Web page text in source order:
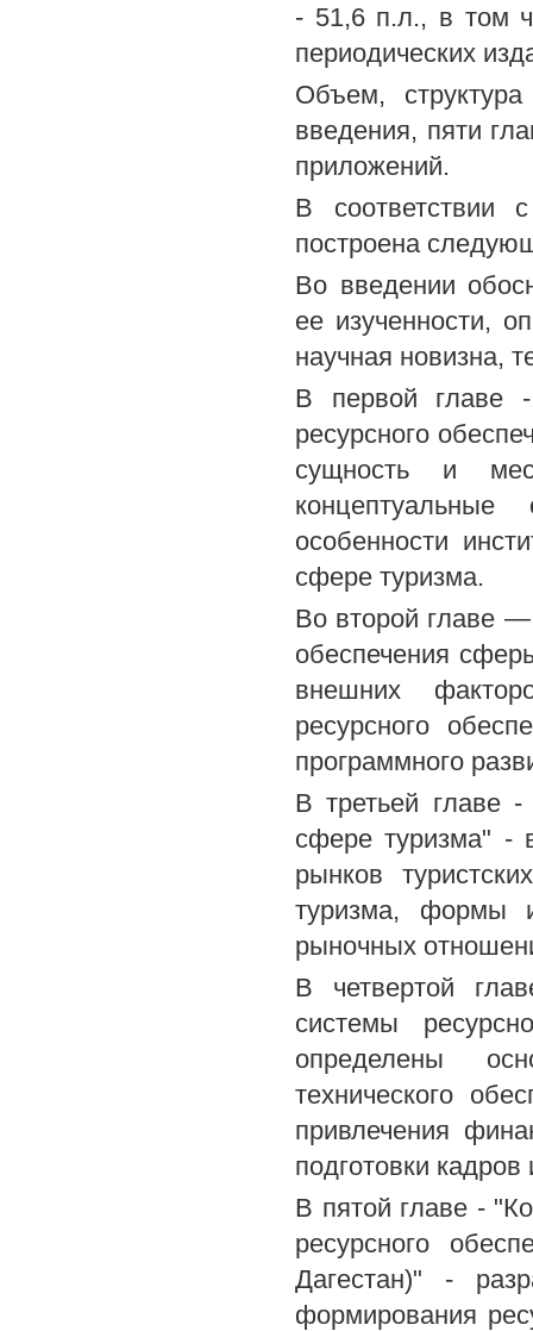
- 51,6 п.л., в том
периодических
Объем,
введения, пяти
приложений.
В соответствии
построена
Во введении
ее изученности,
научная новизна,
В первой главе -
ресурсного
сущность и
особенности
сфере туризма.
Во второй главе —
обеспечения
внешних
ресурсного
программного
В третьей главе
сфере туризма" -
рынков
туризма, формы
рыночных
В четвертой
системы
определены
технического
привлечения
подготовки
В пятой главе -
ресурсного
Дагестан)" -
формирования